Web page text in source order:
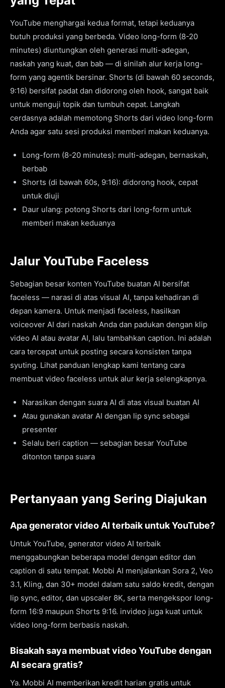
YouTube menghargai kedua format, tetapi keduanya
butuh produksi yang berbeda. Video long-form (8-20
minutes) diuntungkan oleh generasi multi-adegan,
naskah yang kuat, dan bab — di sinilah alur kerja long-
form yang agentik bersinar. Shorts (di bawah 60 seconds,
9:16) bersifat padat dan didorong oleh hook, sangat baik
untuk menguji topik dan tumbuh cepat. Langkah
cerdasnya adalah memotong Shorts dari video long-form
Anda agar satu sesi produksi memberi makan keduanya.
Long-form (8-20 minutes): multi-adegan, bernaskah,
berbab
Shorts (di bawah 60s, 9:16): didorong hook, cepat
untuk diuji
Daur ulang: potong Shorts dari long-form untuk
memberi makan keduanya
Jalur YouTube Faceless
Sebagian besar konten YouTube buatan AI bersifat
faceless — narasi di atas visual AI, tanpa kehadiran di
depan kamera. Untuk menjadi faceless, hasilkan
voiceover AI dari naskah Anda dan padukan dengan klip
video AI atau avatar AI, lalu tambahkan caption. Ini adalah
cara tercepat untuk posting secara konsisten tanpa
syuting. Lihat panduan lengkap kami tentang cara
membuat video faceless untuk alur kerja selengkapnya.
Narasikan dengan suara AI di atas visual buatan AI
Atau gunakan avatar AI dengan lip sync sebagai
presenter
Selalu beri caption — sebagian besar YouTube
ditonton tanpa suara
Pertanyaan yang Sering Diajukan
Apa generator video AI terbaik untuk YouTube?
Untuk YouTube, generator video AI terbaik
menggabungkan beberapa model dengan editor dan
caption di satu tempat. Mobbi AI menjalankan Sora 2, Veo
3.1, Kling, dan 30+ model dalam satu saldo kredit, dengan
lip sync, editor, dan upscaler 8K, serta mengekspor long-
form 16:9 maupun Shorts 9:16. invideo juga kuat untuk
video long-form berbasis naskah.
Bisakah saya membuat video YouTube dengan
AI secara gratis?
Ya. Mobbi AI memberikan kredit harian gratis untuk